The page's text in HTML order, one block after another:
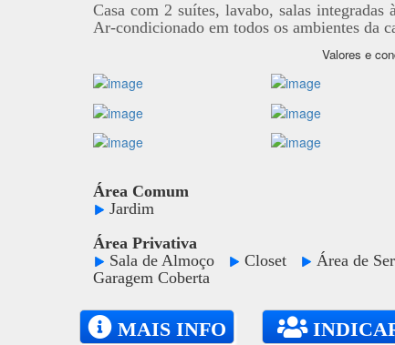
Casa com 2 suítes, lavabo, salas
Ar-condicionado em todos os ambientes da
Valores e
Área Comum
Jardim
Área Privativa
Sala de Almoço
Closet Área de
Garagem Coberta
MAIS INFO